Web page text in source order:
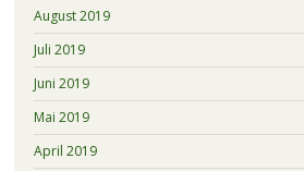
August 2019
Juli 2019
Juni 2019
Mai 2019
April 2019